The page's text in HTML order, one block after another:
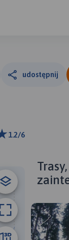
udostępnij
1.2/6